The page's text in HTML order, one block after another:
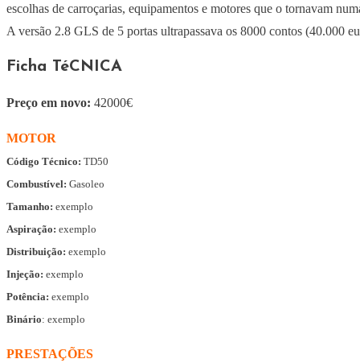
escolhas de carroçarias, equipamentos e motores que o tornavam
A versão 2.8 GLS de 5 portas ultrapassava os 8000 contos (40.000
Ficha TéCNICA
Preço em novo: 42000€
MOTOR
Código Técnico: TD50
Combustível: Gasoleo
Tamanho: exemplo
Aspiração: exemplo
Distribuição: exemplo
Injeção: exemplo
Potência: exemplo
Binário: exemplo
PRESTAÇÕES